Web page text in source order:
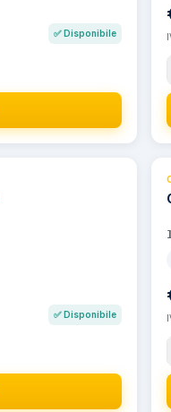
✅Disponibile
✅Disponibile